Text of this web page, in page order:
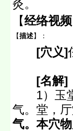
灸。
【经络视频
【描述】：
[穴义]
[名解]
1）玉堂
气。堂，厅
气。本穴